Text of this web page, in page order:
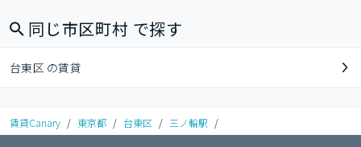
同じ市区町村 で探す
台東区 の賃貸
賃貸Canary / 東京都 / 台東区 / 三ノ輪駅 /